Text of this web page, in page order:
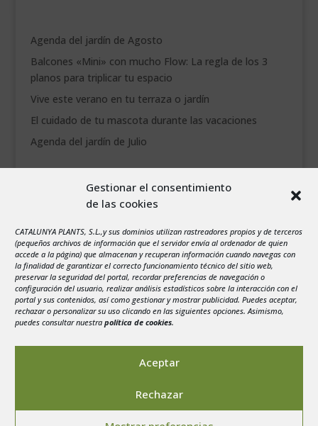
Gestionar el consentimiento
de las cookies
CATALUNYA PLANTS, S.L.,y sus dominios utilizan rastreadores propios y de terceros
(pequeños archivos de información que el servidor envía al ordenador de quien
accede a la página) que almacenan y recuperan información cuando navegas con
la finalidad de garantizar el correcto funcionamiento técnico del sitio web,
preservar la seguridad del portal, recordar preferencias de navegación o
configuración del usuario, realizar análisis estadísticos sobre la interacción con el
portal y sus contenidos, así como gestionar y mostrar publicidad. Puedes aceptar,
rechazar o personalizar su uso clicando en las siguientes opciones. Asimismo,
puedes consultar nuestra política de cookies.
Aceptar
Rechazar
Agenda del jardín de Agosto
Balcones «Mini» con mucho Flow: La regla de los 3
planos para triplicar tu espacio
Vive este verano en tu terraza o jardín
El cuidado de tu mascota durante las vacaciones
Agenda del jardín de Julio
X J V S
3
4 5 6 7 8
9
10
11 12 13 14 15
16
17
18 19 20 21 22
23
24
25 26 27 28 29
30
31